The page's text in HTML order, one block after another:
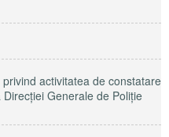
activitatea de constatare
Generale de Poliție